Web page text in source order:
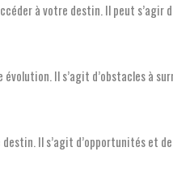
à votre destin. Il peut s’agir
Il s’agit d’obstacles à
Il s’agit d’opportunités et